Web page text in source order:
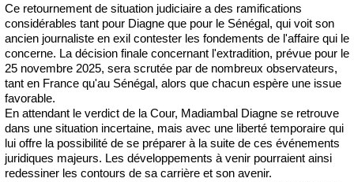
Ce retournement de situation judiciaire a des ramifications
considérables tant pour Diagne que pour le Sénégal, qui voit son
ancien journaliste en exil contester les fondements de l'affaire qui le
concerne. La décision finale concernant l'extradition, prévue pour le
25 novembre 2025, sera scrutée par de nombreux observateurs,
tant en France qu'au Sénégal, alors que chacun espère une issue
favorable.
En attendant le verdict de la Cour, Madiambal Diagne se retrouve
dans une situation incertaine, mais avec une liberté temporaire qui
lui offre la possibilité de se préparer à la suite de ces événements
juridiques majeurs. Les développements à venir pourraient ainsi
redessiner les contours de sa carrière et son avenir.